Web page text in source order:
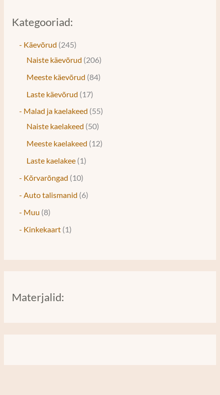
Kategooriad:
- Käevõrud 245
Naiste käevõrud 206
Meeste käevõrud 84
Laste käevõrud
17
- Malad ja kaelakeed 55
Naiste kaelakeed 50
Meeste kaelakeed
12
Laste kaelakee 1
- Kõrvarõngad
10
- Auto talismanid 6
- Muu 8
- Kinkekaart 1
Materjalid: